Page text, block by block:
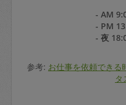
- AM
- PM
- 夜
参考: お仕事を依頼でき
タ